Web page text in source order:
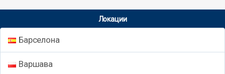
Локации
Барселона
Варшава